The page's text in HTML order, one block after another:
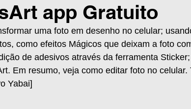
app Gratuito
uma foto em desenho no celular;
como efeitos Mágicos que deixam a foto
de adesivos através da ferramenta
Em resumo, veja como editar foto no celular.
Yabai]